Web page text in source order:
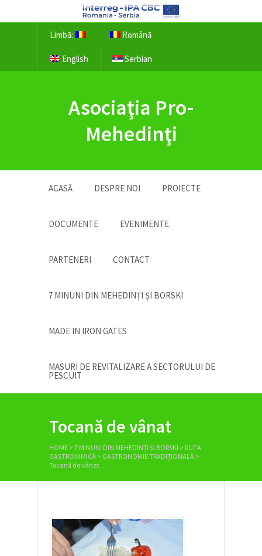
Limbă: Română
English Serbian
Asociaţia Pro-
Mehedinţi
ACASĂ DESPRE NOI PROIECTE
DOCUMENTE EVENIMENTE
PARTENERI CONTACT
7 MINUNI DIN MEHEDINȚI ȘI BORSKI
MADE IN IRON GATES
MASURI DE REVITALIZARE A SECTORULUI DE
PESCUIT
Tocană de vânat
HOME > 7 MINUNI DIN MEHEDINȚI ȘI BORSKI > RUTA
GASTRONIMICĂ > GASTRONOMIE TRADIȚIONALĂ >
Tocană de vânat